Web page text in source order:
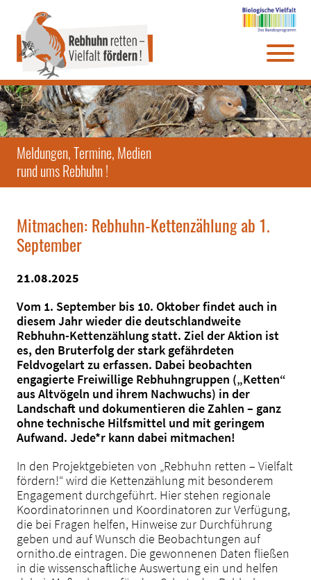
Direkt
zum
Seiteninhalt
Zum
Hauptmenü
Zum
Infomenü
Zur
Website-
Suche
Meldungen, Termine, Medien
rund ums Rebhuhn !
Mitmachen: Rebhuhn-Kettenzählung ab 1.
September
21.08.2025
Vom 1. September bis 10. Oktober findet auch in
diesem Jahr wieder die deutschlandweite
Rebhuhn-Kettenzählung statt. Ziel der Aktion ist
es, den Bruterfolg der stark gefährdeten
Feldvogelart zu erfassen. Dabei beobachten
engagierte Freiwillige Rebhuhngruppen („Ketten“
aus Altvögeln und ihrem Nachwuchs) in der
Landschaft und dokumentieren die Zahlen – ganz
ohne technische Hilfsmittel und mit geringem
Aufwand. Jede*r kann dabei mitmachen!
In den Projektgebieten von „Rebhuhn retten – Vielfalt
fördern!“ wird die Kettenzählung mit besonderem
Engagement durchgeführt. Hier stehen regionale
Koordinatorinnen und Koordinatoren zur Verfügung,
die bei Fragen helfen, Hinweise zur Durchführung
geben und auf Wunsch die Beobachtungen auf
ornitho.de eintragen. Die gewonnenen Daten fließen
in die wissenschaftliche Auswertung ein und helfen